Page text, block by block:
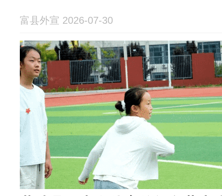
富县外宣 2026-07-30